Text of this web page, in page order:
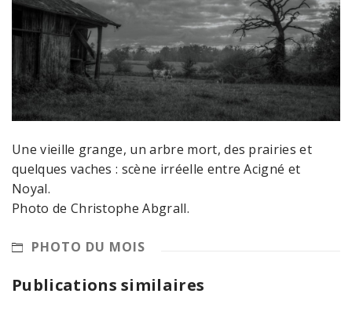
Une vieille grange, un arbre mort, des prairies et
quelques vaches : scène irréelle entre Acigné et
Noyal.
Photo de Christophe Abgrall.
PHOTO DU MOIS
Publications similaires